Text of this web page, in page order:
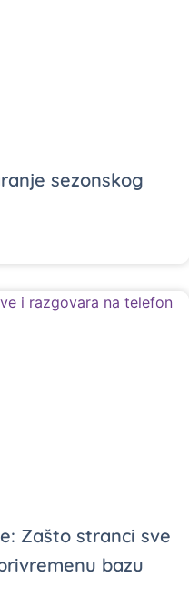
sezonskog
Zašto stranci sve
bazu